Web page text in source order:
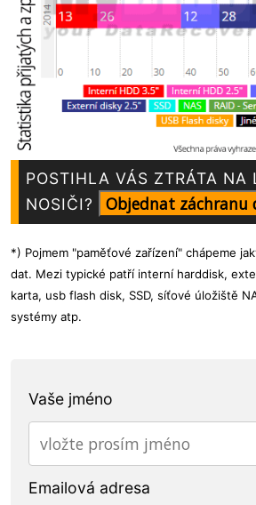
POSTIHLA VÁS ZTRÁTA NA
NOSIČI?
*) Pojmem "paměťové zařízení" chápeme
dat. Mezi typické patří interní harddisk,
karta, usb flash disk, SSD, síťové úložiště
systémy atp.
Vaše jméno
Emailová adresa